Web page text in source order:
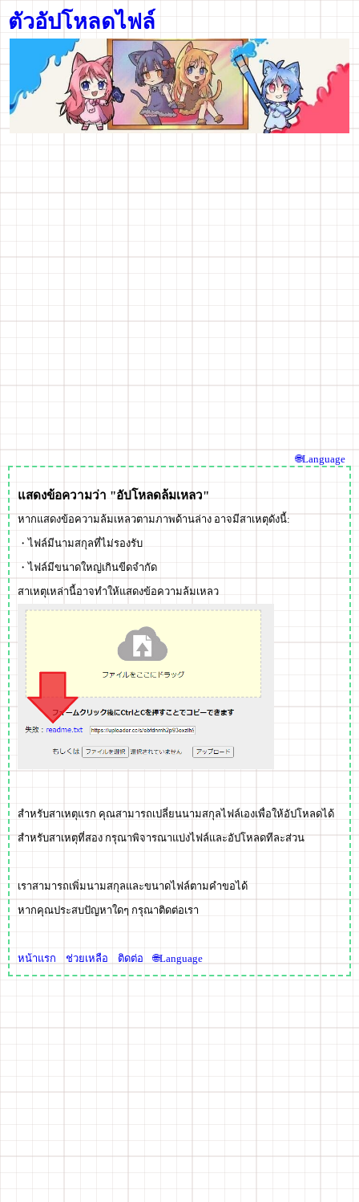
ตัวอัปโหลดไฟล์
แสดงข้อความว่า "อัปโหลดล้มเหลว"
หากแสดงข้อความล้มเหลวตามภาพด้านล่าง อาจมีสาเหตุดังนี้:
・ไฟล์มีนามสกุลที่ไม่รองรับ
・ไฟล์มีขนาดใหญ่เกินขีดจำกัด
สาเหตุเหล่านี้อาจทำให้แสดงข้อความล้มเหลว
สำหรับสาเหตุแรก คุณสามารถเปลี่ยนนามสกุลไฟล์เองเพื่อให้อัปโหลดได้
สำหรับสาเหตุที่สอง กรุณาพิจารณาแบ่งไฟล์และอัปโหลดทีละส่วน
เราสามารถเพิ่มนามสกุลและขนาดไฟล์ตามคำขอได้
หากคุณประสบปัญหาใดๆ กรุณาติดต่อเรา
หน้าแรก ช่วยเหลือ ติดต่อ 🌐Language
🌐Language